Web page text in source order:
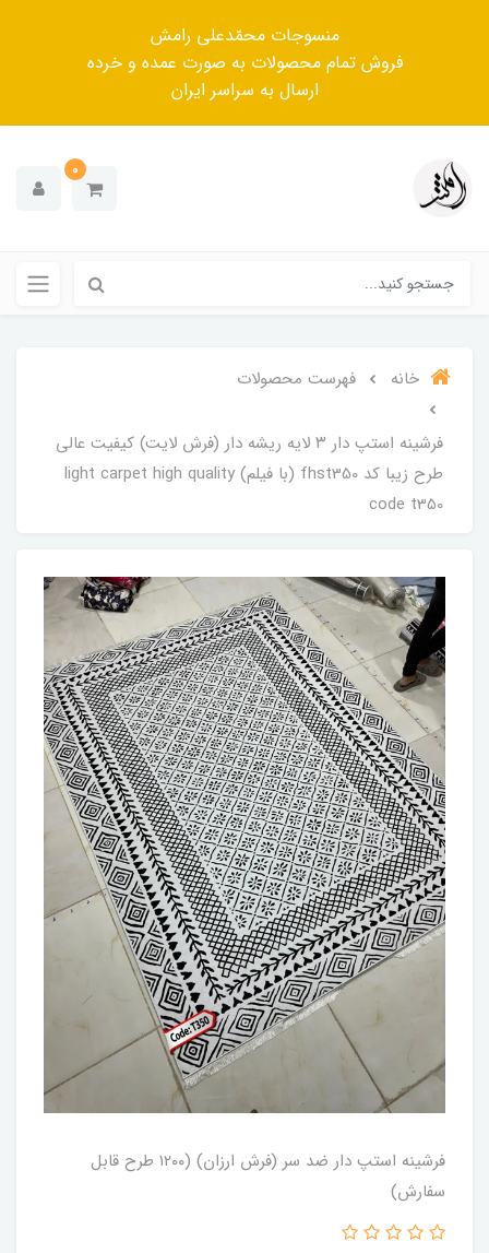
منسوجات محمّدعلی رامش
فروش تمام محصولات به صورت عمده و خرده
ارسال به سراسر ایران
0
خانه فهرست محصولات
فرشینه استپ دار ۳ لایه ریشه دار (فرش لایت) کیفیت عالی
طرح زیبا کد fhst350 (با فیلم) light carpet high quality
code t350
فرشینه استپ دار ضد سر (فرش ارزان) (۱۲۰۰ طرح قابل
سفارش)